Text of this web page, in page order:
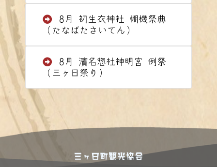
8月 初生衣神社 棚機祭典
（たなばたさいてん）
8月 濱名惣社神明宮 例祭
（三ヶ日祭り）
三ヶ日町観光協会